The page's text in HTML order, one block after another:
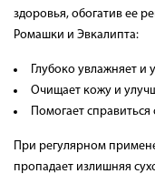
здоровья, обогатив ее
Ромашки и Эвкалипта:
Глубоко увлажняет и
Очищает кожу и
Помогает
При регулярном
пропадает излишняя